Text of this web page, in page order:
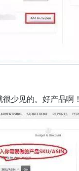
少见的。好产品啊！